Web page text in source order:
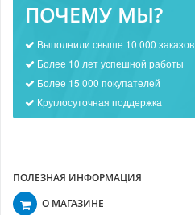
ПОЧЕМУ МЫ?
Выполнили свыше 10 000 заказов
Более 10 лет успешной работы
Более 15 000 покупателей
Круглосуточная поддержка
ПОЛЕЗНАЯ ИНФОРМАЦИЯ
О МАГАЗИНЕ